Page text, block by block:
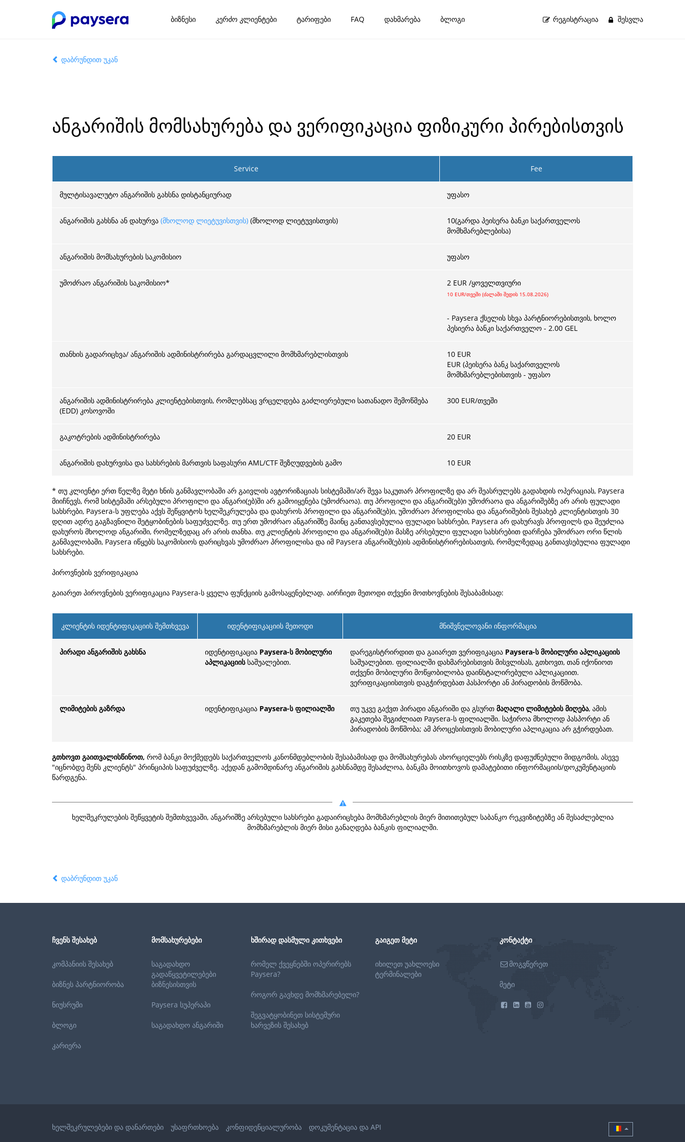
ბიზნესი კერძო კლიენტები ტარიფები FAQ დახმარება ბლოგი ᲠᲔᲒᲘᲡᲢᲠᲐᲪᲘᲐ ᲨᲔᲡᲕᲚᲐ
დაბრუნდით უკან
ანგარიშის მომსახურება და ვერიფიკაცია ფიზიკური პირებისთვის
Service Fee
მულტისავალუტო ანგარიშის გახსნა დისტანციურად უფასო
ანგარიშის გახსნა ან დახურვა (მხოლოდ ლიეტუვისთვის) (მხოლოდ ლიეტუვისთვის) 10(გარდა პეისერა ბანკი საქართველოს
მომხმარებლებისა)
ანგარიშის მომსახურების საკომისიო უფასო
უმოძრაო ანგარიშის საკომისიო* 2 EUR /ყოველთვიური
10 EUR/თვეში (ძალაში შედის 15.08.2026)
- Paysera ქსელის სხვა პარტნიორებისთვის, ხოლო
პესიერა ბანკი საქართველო - 2.00 GEL
თანხის გადარიცხვა/ ანგარიშის ადმინისტრირება გარდაცვლილი მომხმარებლისთვის 10 EUR
EUR (პეისერა ბანკ საქართველოს
მომხმარებლებისთვის - უფასო
ანგარიშის ადმინისტრირება კლიენტებისთვის, რომლებსაც ვრცელდება გაძლიერებული სათანადო შემოწმება
(EDD) კოსოვოში
300 EUR/თვეში
გაკოტრების ადმინისტრირება 20 EUR
ანგარიშის დახურვისა და სახსრების მართვის საფასური AML/CTF შეზღუდვების გამო 10 EUR
* თუ კლიენტი ერთ წელზე მეტი ხნის განმავლობაში არ გაივლის ავტორიზაციას სისტემაში/არ შევა საკუთარ პროფილზე და არ შეასრულებს გადახდის ოპერაციას, Paysera
მიიჩნევს, რომ სისტემაში არსებული პროფილი და ანგარი(ებ)ში არ გამოიყენება (უმოძრაოა). თუ პროფილი და ანგარიშ(ებ)ი უმოძრაოა და ანგარიშებზე არ არის ფულადი
სახსრები, Paysera-ს უფლება აქვს შეწყვიტოს ხელშეკრულება და დახუროს პროფილი და ანგარიშ(ებ)ი, უმოძრაო პროფილისა და ანგარიშების შესახებ კლიენტისთვის 30
დღით ადრე გაგზავნილი შეტყობინების საფუძველზე. თუ ერთ უმოძრაო ანგარიშზე მაინც განთავსებულია ფულადი სახსრები, Paysera არ დახურავს პროფილს და შეუძლია
დახუროს მხოლოდ ანგარიში, რომელზედაც არ არის თანხა. თუ კლიენტის პროფილი და ანგარიშ(ებ)ი მასზე არსებული ფულადი სახსრებით დარჩება უმოძრაო ორი წლის
განმავლობაში, Paysera იწყებს საკომისიოს დარიცხვას უმოძრაო პროფილისა და იმ Paysera ანგარიშ(ებ)ის ადმინისტრირებისათვის, რომელზედაც განთავსებულია ფულადი
სახსრები.
პიროვნების ვერიფიკაცია
გაიარეთ პიროვნების ვერიფიკაცია Paysera-ს ყველა ფუნქციის გამოსაყენებლად. აირჩიეთ მეთოდი თქვენი მოთხოვნების შესაბამისად:
კლიენტის იდენტიფიკაციის შემთხვევა იდენტიფიკაციის მეთოდი მნიშვნელოვანი ინფორმაცია
პირადი ანგარიშის გახსნა იდენტიფიკაცია Paysera-ს მობილური
აპლიკაციისსაშუალებით.
დარეგისტრირდით და გაიარეთ ვერიფიკაცია Paysera-ს მობილური აპლიკაციის
საშუალებით. ფილიალში დახმარებისთვის მისვლისას, გთხოვთ, თან იქონიოთ
თქვენი მობილური მოწყობილობა დაინსტალირებული აპლიკაციით.
ვერიფიკაციისთვის დაგჭირდებათ პასპორტი ან პირადობის მოწმობა.
ლიმიტების გაზრდა იდენტიფიკაცია Paysera-ს ფილიალში თუ უკვე გაქვთ პირადი ანგარიში და გსურთ მაღალი ლიმიტების მიღება, ამის
გაკეთება შეგიძლიათ Paysera-ს ფილიალში. საჭიროა მხოლოდ პასპორტი ან
პირადობის მოწმობა; ამ პროცესისთვის მობილური აპლიკაცია არ გჭირდებათ.
გთხოვთ გაითვალისწინოთ, რომ ბანკი მოქმედებს საქართველოს კანონმდებლობის შესაბამისად და მომსახურებას ახორციელებს რისკზე დაფუძნებული მიდგომის, ასევე
"იცნობდე შენს კლიენტს" პრინციპის საფუძველზე. აქედან გამომდინარე ანგარიშის გახსნამდე შესაძლოა, ბანკმა მოითხოვოს დამატებითი ინფორმაციის/დოკუმენტაციის
წარდგენა.
ხელშეკრულების შეწყვეტის შემთხვევაში, ანგარიშზე არსებული სახსრები გადაირიცხება მომხმარებლის მიერ მითითებულ საბანკო რეკვიზიტებზე ან შესაძლებლია
მომხმარებლის მიერ მისი განაღდება ბანკის ფილიალში.
დაბრუნდით უკან
ᲩᲕᲔᲜᲡ ᲨᲔᲡᲐᲮᲔᲑ
კომპანიის შესახებ
ბიზნეს პარტნიორობა
ნიუსრუმი
ბლოგი
კარიერა
ᲛᲝᲛᲡᲐᲮᲣᲠᲔᲑᲔᲑᲘ
საგადახდო
გადაწყვეტილებები
ბიზნესისთვის
Paysera სუპერაპი
საგადახდო ანგარიში
ᲮᲨᲘᲠᲐᲓ ᲓᲐᲡᲛᲣᲚᲘ ᲙᲘᲗᲮᲕᲔᲑᲘ
რომელ ქვეყნებში ოპერირებს
Paysera?
როგორ გავხდე მომხმარებელი?
შეგვატყობინეთ სისტემური
ხარვეზის შესახებ
ᲒᲐᲘᲒᲔᲗ ᲛᲔᲢᲘ
იხილეთ უახლოესი
ტერმინალები
ᲙᲝᲜᲢᲐᲥᲢᲘ
მოგვწერეთ
მეტი
ხელშეკრულებები და დანართები უსაფრთხოება კონფიდენციალურობა დოკუმენტაცია და API